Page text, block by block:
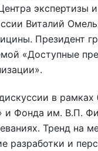
экспертизы
Виталий
Президент
«Доступные
в
и Фонда им. В.П.
Тренд на
разработки и